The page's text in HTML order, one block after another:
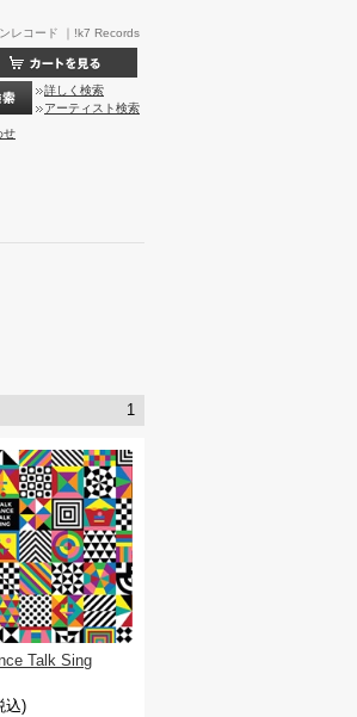
レコード ｜!k7 Records
詳しく検索
アーティスト検索
せ
1
Talk Sing
込)